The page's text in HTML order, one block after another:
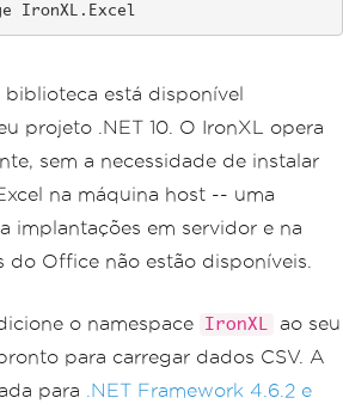
IronXL.Excel
biblioteca está disponível
projeto .NET 10. O IronXL opera
sem a necessidade de instalar
na máquina host -- uma
implantações em servidor e na
do Office não estão disponíveis.
o namespace IronXL
ao seu
para carregar dados CSV. A
para
.NET Framework 4.6.2 e